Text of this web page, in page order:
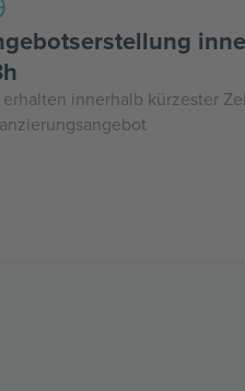
erhalten innerhalb kürzester